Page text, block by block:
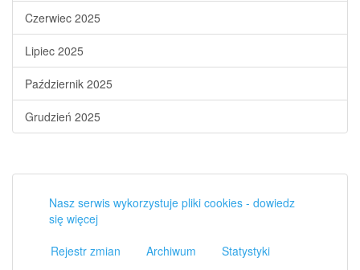
Czerwiec 2025
Lipiec 2025
Październik 2025
Grudzień 2025
Nasz serwis wykorzystuje pliki cookies - dowiedz
się więcej
Rejestr zmian
Archiwum Statystyki